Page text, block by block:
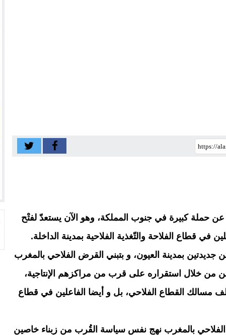
حملة كبيرة في جنوب المملكة، وهو الآن يستعدّ لفتْح
في قطاع الفلاحة والتّغذية الفلاحية بمدينة الداخلة.
بمدينة العيون، و بتبني القرض الفلاحي بالمغرب
من خلال استقراره على قرب من مراكزهم الإنتاجية،
مسالك القطاع الفلاحي، بل و أيضا الفاعلين في قطاع
بالمغرب نهج نفس سياسة القُرب من زبناء خاصين